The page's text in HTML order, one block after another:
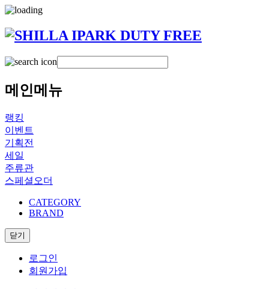
메인메뉴
랭킹
이벤트
기획전
세일
주류관
스페셜오더
CATEGORY
BRAND
닫기
로그인
회원가입